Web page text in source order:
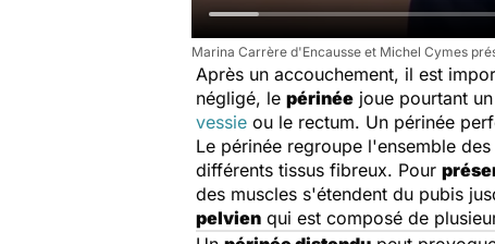
Marina Carrère d'Encausse et Michel Cymes
Après un accouchement, il est
négligé, le périnée joue pourtant
vessie ou le rectum. Un périnée
Le périnée regroupe l'ensemble
différents tissus fibreux. Pour
des muscles s'étendent du pubis
pelvien qui est composé de